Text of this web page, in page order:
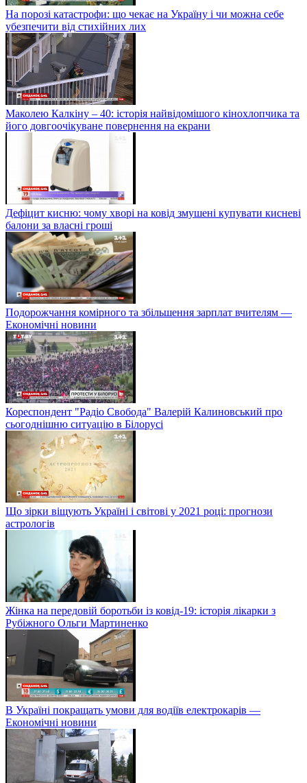
На порозі катастрофи: що чекає на Україну і чи можна себе
убезпечити від стихійних лих
Маколею Калкіну – 40: історія найвідомішого кінохлопчика та
його довгоочікуване повернення на екрани
Дефіцит кисню: чому хворі на ковід змушені купувати кисневі
балони за власні гроші
Подорожчання комірного та збільшення зарплат вчителям —
Економічні новини
Кореспондент "Радіо Свобода" Валерій Калиновський про
сьогоднішню ситуацію в Білорусі
Що зірки віщують Україні і світові у 2021 році: прогнози
астрологів
Жінка на передовій боротьби із ковід-19: історія лікарки з
Рубіжного Ольги Мартиненко
В Україні покращать умови для водіїв електрокарів —
Економічні новини